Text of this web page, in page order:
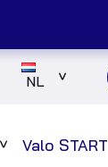
NL
Sub
Sub
Valo START